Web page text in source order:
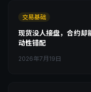
交易基础
现货没人接盘，合约却
动性错配
2026年7月19日